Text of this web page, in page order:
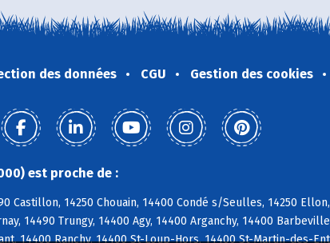
des données CGU Gestion des cookies
est proche de :
Castillon, 14250 Chouain, 14400 Condé s/Seulles, 14250
14490 Trungy, 14400 Agy, 14400 Arganchy, 14400
14400 Ranchy, 14400 St-Loup-Hors, 14400 St-Martin-des-